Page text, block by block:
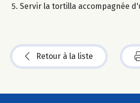
Servir la tortilla accompagnée
Retour à la liste